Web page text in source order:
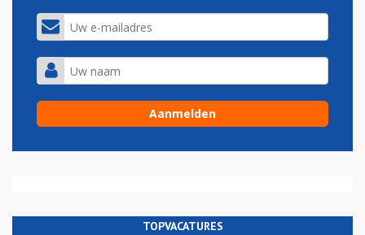
TOPVACATURES